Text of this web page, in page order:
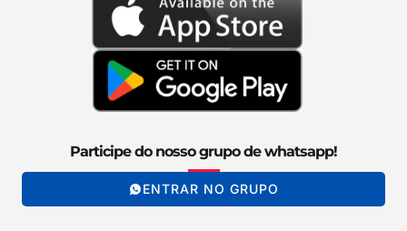
Participe do nosso grupo de whatsapp!
ENTRAR NO GRUPO